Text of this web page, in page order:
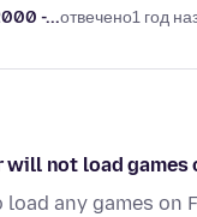
-...отвечено1 год
will not load games
any games on